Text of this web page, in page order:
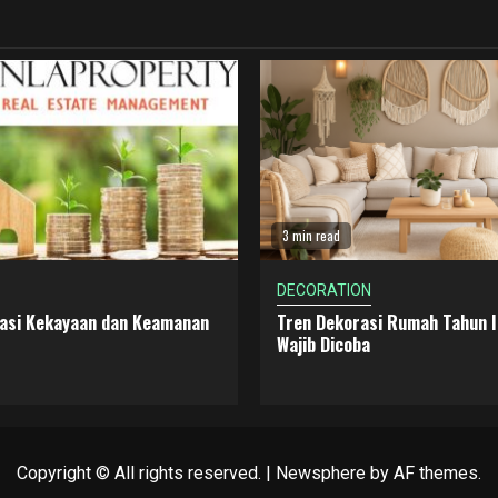
Kekayaan dan Keamanan
3 min read
DECORATION
Tren Dekorasi Rumah Tahun
Wajib Dicoba
Copyright © All rights reserved. | Newsphere by AF themes.